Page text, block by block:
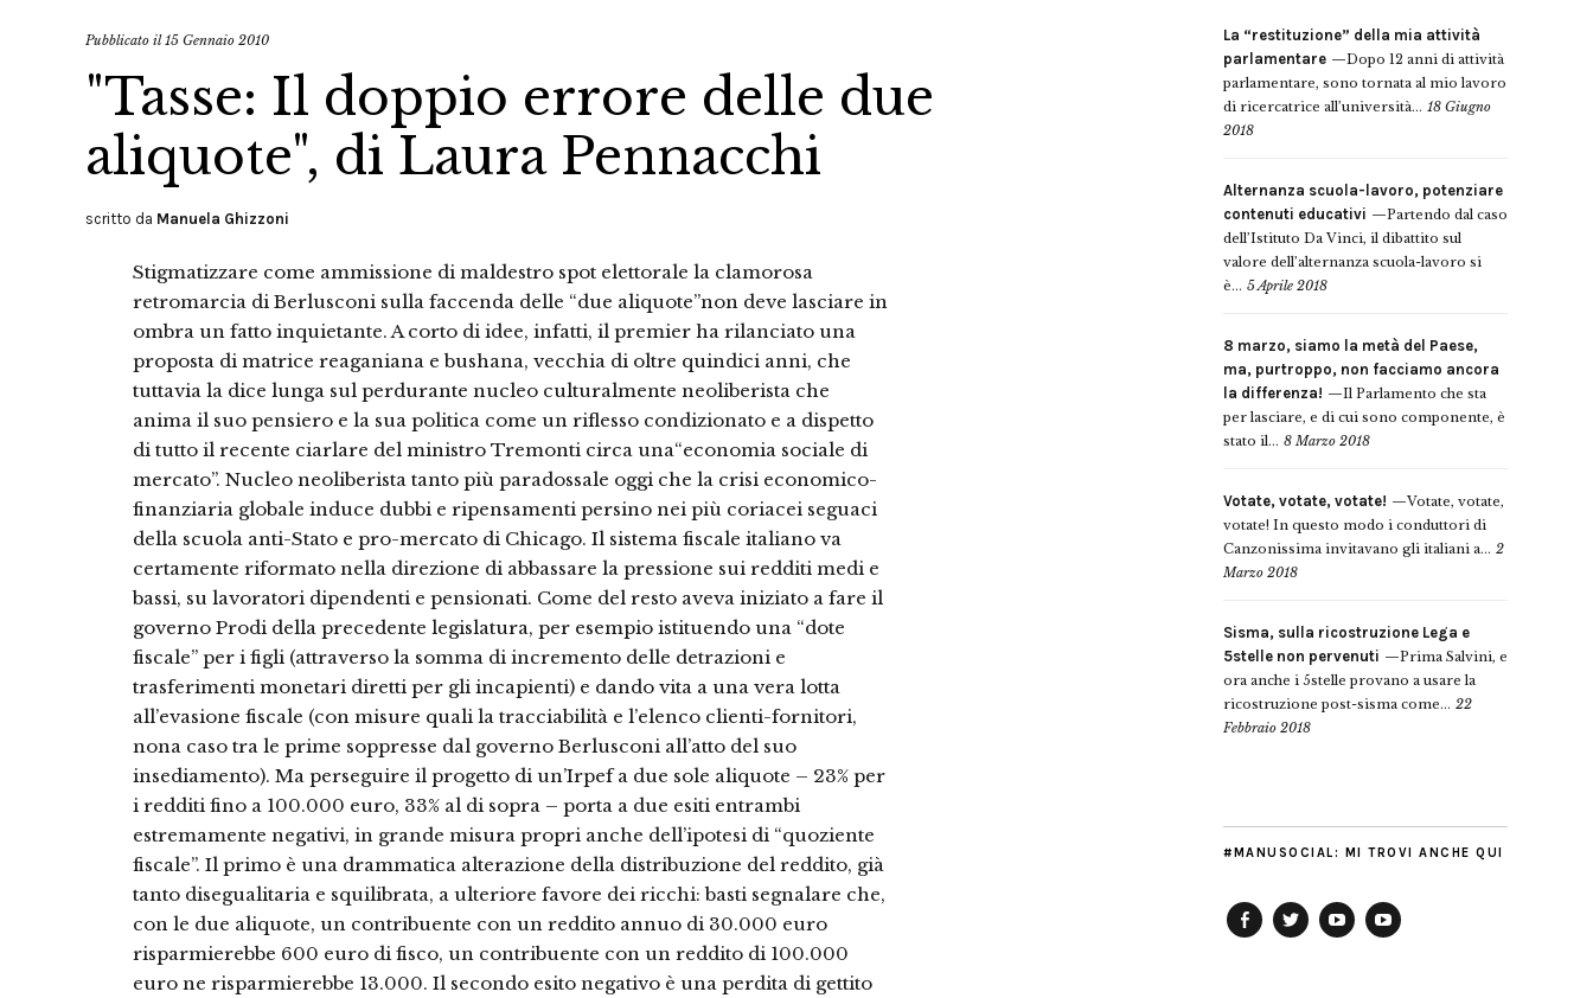
Pubblicato il15 Gennaio 2010
"Tasse: Il doppio errore delle due
aliquote", di Laura Pennacchi
scritto da Manuela Ghizzoni
Stigmatizzare come ammissione di maldestro spot elettorale la clamorosa
retromarcia di Berlusconi sulla faccenda delle “due aliquote”non deve lasciare in
ombra un fatto inquietante. A corto di idee, infatti, il premier ha rilanciato una
proposta di matrice reaganiana e bushana, vecchia di oltre quindici anni, che
tuttavia la dice lunga sul perdurante nucleo culturalmente neoliberista che
anima il suo pensiero e la sua politica come un riflesso condizionato e a dispetto
di tutto il recente ciarlare del ministro Tremonti circa una“economia sociale di
mercato”. Nucleo neoliberista tanto più paradossale oggi che la crisi economico-
finanziaria globale induce dubbi e ripensamenti persino nei più coriacei seguaci
della scuola anti-Stato e pro-mercato di Chicago. Il sistema fiscale italiano va
certamente riformato nella direzione di abbassare la pressione sui redditi medi e
bassi, su lavoratori dipendenti e pensionati. Come del resto aveva iniziato a fare il
governo Prodi della precedente legislatura, per esempio istituendo una “dote
fiscale” per i figli (attraverso la somma di incremento delle detrazioni e
trasferimenti monetari diretti per gli incapienti) e dando vita a una vera lotta
all’evasione fiscale (con misure quali la tracciabilità e l’elenco clienti-fornitori,
nona caso tra le prime soppresse dal governo Berlusconi all’atto del suo
insediamento). Ma perseguire il progetto di un’Irpef a due sole aliquote – 23% per
i redditi fino a 100.000 euro, 33% al di sopra – porta a due esiti entrambi
estremamente negativi, in grande misura propri anche dell’ipotesi di “quoziente
fiscale”. Il primo è una drammatica alterazione della distribuzione del reddito, già
tanto disegualitaria e squilibrata, a ulteriore favore dei ricchi: basti segnalare che,
con le due aliquote, un contribuente con un reddito annuo di 30.000 euro
risparmierebbe 600 euro di fisco, un contribuente con un reddito di 100.000
euro ne risparmierebbe 13.000. Il secondo esito negativo è una perdita di gettito
La “restituzione” della mia attività
parlamentare
Dopo 12 anni di attività
parlamentare, sono tornata al mio lavoro
di ricercatrice all’università... 18 Giugno
2018
Alternanza scuola-lavoro, potenziare
contenuti educativi
Partendo dal caso
dell’Istituto Da Vinci, il dibattito sul
valore dell’alternanza scuola-lavoro si
è... 5 Aprile 2018
8 marzo, siamo la metà del Paese,
ma, purtroppo, non facciamo ancora
la differenza!
Il Parlamento che sta
per lasciare, e di cui sono componente, è
stato il... 8 Marzo 2018
Votate, votate, votate!
Votate, votate,
votate! In questo modo i conduttori di
Canzonissima invitavano gli italiani a... 2
Marzo 2018
Sisma, sulla ricostruzione Lega e
5stelle non pervenuti
Prima Salvini, e
ora anche i 5stelle provano a usare la
ricostruzione post-sisma come... 22
Febbraio 2018
#MANUSOCIAL: MI TROVI ANCHE QUI